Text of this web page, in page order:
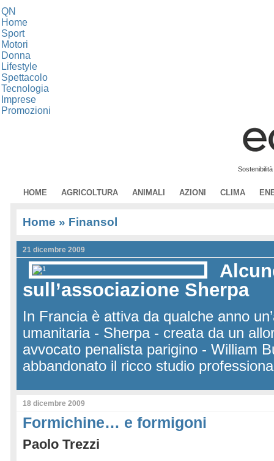
QN
Home
Sport
Motori
Donna
Lifestyle
Spettacolo
Tecnologia
Imprese
Promozioni
HOME AGRICOLTURA ANIMALI AZIONI CLIMA
Home » Finansol
21 dicembre 2009
sull’associazione Sherpa
In Francia è attiva da qualche anno
umanitaria - Sherpa - creata da un
avvocato penalista parigino - William
abbandonato il ricco studio
18 dicembre 2009
Formichine… e formigoni
Paolo Trezzi